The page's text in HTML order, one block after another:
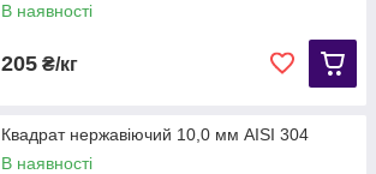
В наявності
205 ₴/кг
Квадрат нержавіючий 10,0 мм AISI 304
В наявності